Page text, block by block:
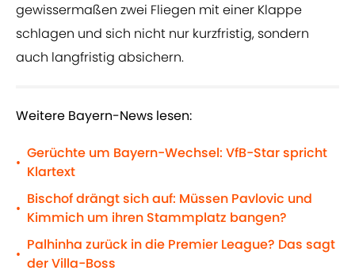
gewissermaßen zwei Fliegen mit einer Klappe
schlagen und sich nicht nur kurzfristig, sondern
auch langfristig absichern.
Weitere Bayern-News lesen:
•
Gerüchte um Bayern-Wechsel: VfB-Star spricht
Klartext
•
Bischof drängt sich auf: Müssen Pavlovic und
Kimmich um ihren Stammplatz bangen?
•
Palhinha zurück in die Premier League? Das sagt
der Villa-Boss